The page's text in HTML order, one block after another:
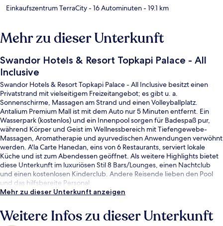
Einkaufszentrum TerraCity- 16 Autominuten- 19.1 km
Mehr zu dieser Unterkunft
Swandor Hotels & Resort Topkapi Palace - All
Inclusive
Swandor Hotels & Resort Topkapi Palace - All Inclusive besitzt einen
Privatstrand mit vielseitigem Freizeitangebot; es gibt u. a.
Sonnenschirme, Massagen am Strand und einen Volleyballplatz.
Antalium Premium Mall ist mit dem Auto nur 5 Minuten entfernt. Ein
Wasserpark (kostenlos) und ein Innenpool sorgen für Badespaß pur,
während Körper und Geist im Wellnessbereich mit Tiefengewebe-
Massagen, Aromatherapie und ayurvedischen Anwendungen verwöhnt
werden. A'la Carte Hanedan, eins von 6 Restaurants, serviert lokale
Küche und ist zum Abendessen geöffnet. Als weitere Highlights bietet
diese Unterkunft im luxuriösen Stil 8 Bars/Lounges, einen Nachtclub
und einen kostenlosen Kinderclub. Andere Reisende lieben den Pool
und das hilfsbereite Personal.
Mehr zu dieser Unterkunft anzeigen
Weitere Infos zu dieser Unterkunft